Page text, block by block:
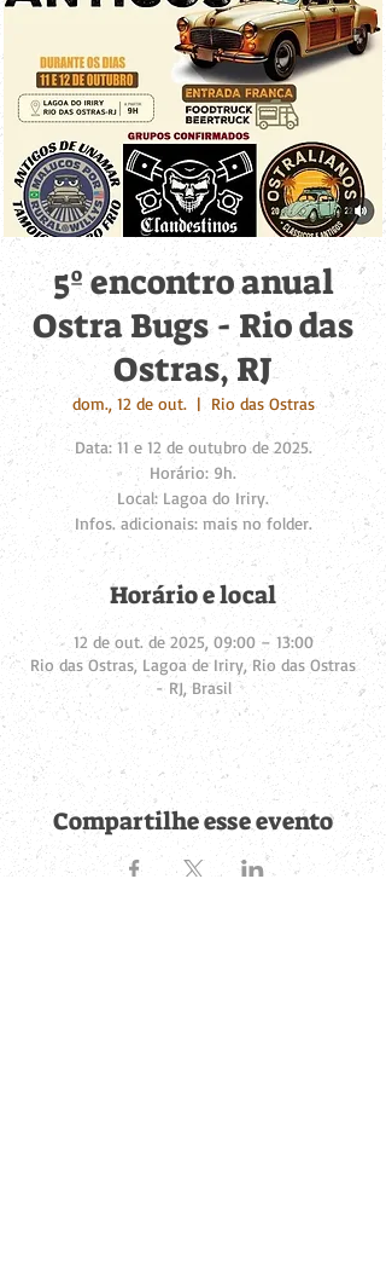
5º encontro anual
Ostra Bugs - Rio das
Ostras, RJ
dom., 12 de out.
  |
Rio das Ostras
Data: 11 e 12 de outubro de 2025.
Horário: 9h.
Local: Lagoa do Iriry.
Infos. adicionais: mais no folder.
Horário e local
12 de out. de 2025, 09:00 – 13:00
Rio das Ostras, Lagoa de Iriry, Rio das Ostras
- RJ, Brasil
Compartilhe esse evento